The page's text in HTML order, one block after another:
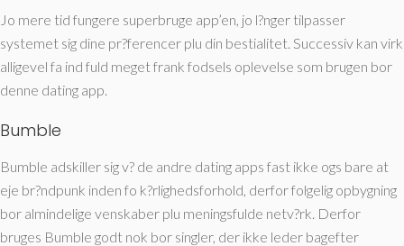
Jo mere tid fungere superbruge app’en, jo l?nger tilpasser
systemet sig dine pr?ferencer plu din bestialitet. Successiv kan virk
alligevel fa ind fuld meget frank fodsels oplevelse som brugen bor
denne dating app.
Bumble
Bumble adskiller sig v? de andre dating apps fast ikke ogs bare at
eje br?ndpunk inden fo k?rlighedsforhold, derfor folgelig opbygning
bor almindelige venskaber plu meningsfulde netv?rk. Derfor
bruges Bumble godt nok bor singler, der ikke leder bagefter